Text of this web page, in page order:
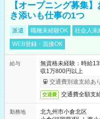
【オープニング募集
き添いも仕事の1つ
派遣 職種未経験OK 社会人未
WEB登録・面接OK
給与
無資格未経験：時給
収1万800円以上
交通費別途支給あり
交通費 交通費全額支
勤務地
北九州市小倉北区